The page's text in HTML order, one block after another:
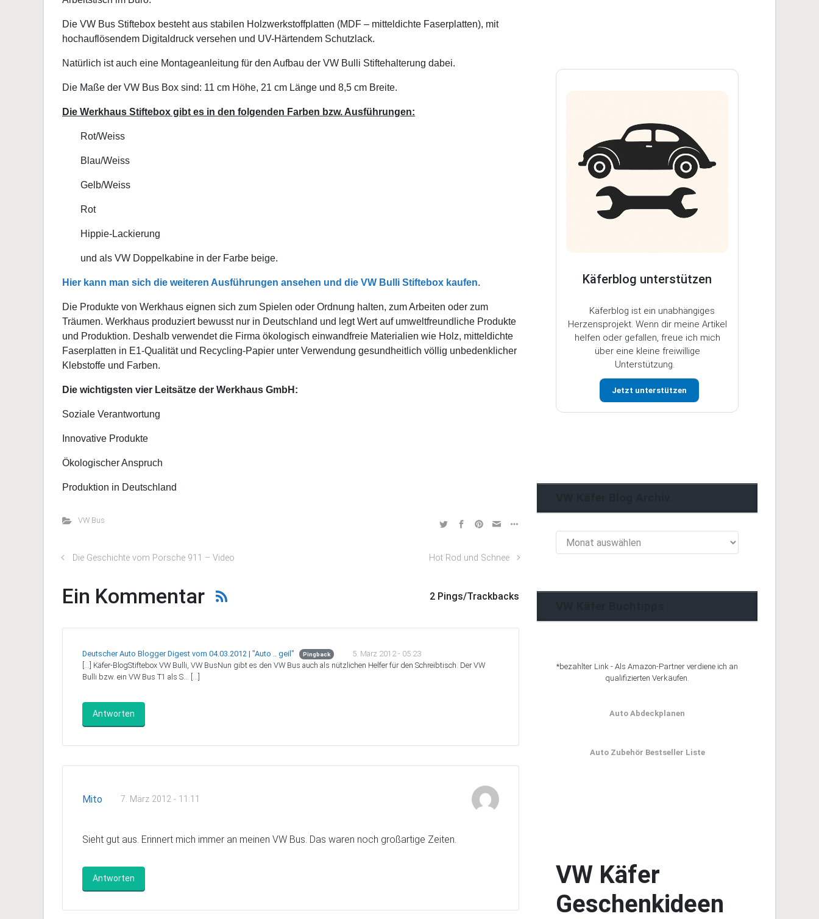
Die VW Bus Stiftebox besteht aus stabilen Holzwerkstoffplatten (MDF – mitteldichte Faserplatten), mit
hochauflösendem Digitaldruck versehen und UV-Härtendem Schutzlack.
Natürlich ist auch eine Montageanleitung für den Aufbau der VW Bulli Stiftehalterung dabei.
Die Maße der VW Bus Box sind: 11 cm Höhe, 21 cm Länge und 8,5 cm Breite.
Die Werkhaus Stiftebox gibt es in den folgenden Farben bzw. Ausführungen:
Rot/Weiss
Blau/Weiss
Gelb/Weiss
Rot
Hippie-Lackierung
und als VW Doppelkabine in der Farbe beige.
Hier kann man sich die weiteren Ausführungen ansehen und die VW Bulli Stiftebox kaufen.
Die Produkte von Werkhaus eignen sich zum Spielen oder Ordnung halten, zum Arbeiten oder zum
Träumen. Werkhaus produziert bewusst nur in Deutschland und legt Wert auf umweltfreundliche Produkte
und Produktion. Deshalb verwendet die Firma ökologisch einwandfreie Materialien wie Holz, mitteldichte
Faserplatten in E1-Qualität und Recycling-Papier unter Verwendung gesundheitlich völlig unbedenklicher
Klebstoffe und Farben.
Die wichtigsten vier Leitsätze der Werkhaus GmbH:
Soziale Verantwortung
Innovative Produkte
Ökologischer Anspruch
Produktion in Deutschland
VW Bus
Die Geschichte vom Porsche 911 – Video Hot Rod und Schnee
Ein Kommentar 2 Pings/Trackbacks
Deutscher Auto Blogger Digest vom 04.03.2012 | "Auto .. geil" Pingback
5. März 2012 - 05:23
[…] Käfer-BlogStiftebox VW Bulli, VW BusNun gibt es den VW Bus auch als nützlichen Helfer für den Schreibtisch. Der VW
Bulli bzw. ein VW Bus T1 als S… […]
Antworten
Mito 7. März 2012 - 11:11
Sieht gut aus. Erinnert mich immer an meinen VW Bus. Das waren noch großartige Zeiten.
Antworten
Käferblog unterstützen
Käferblog ist ein unabhängiges
Herzensprojekt. Wenn dir meine Artikel
helfen oder gefallen, freue ich mich
über eine kleine freiwillige
Unterstützung.
Jetzt unterstützen
Käfer
*bezahlter Link - Als Amazon-Partner verdiene ich an
qualifizierten Verkäufen.
Auto Abdeckplanen
Auto Zubehör Bestseller Liste
VW Käfer
Geschenkideen